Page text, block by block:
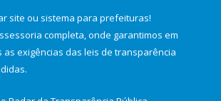
site ou sistema para prefeituras!
completa, onde garantimos em
exigências das leis de transparência